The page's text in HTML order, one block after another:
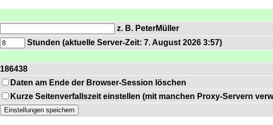
z. B. PeterMüller
Stunden (aktuelle Server-Zeit: 7. August 2026 3:57)
186438
Daten am Ende der Browser-Session löschen
Kurze Seitenverfallszeit einstellen (mit manchen Proxy-Servern